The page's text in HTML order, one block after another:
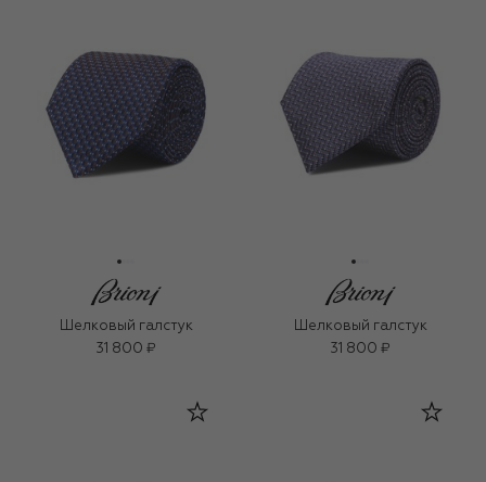
Шелковый галстук
31 800 ₽
Шелковый галстук
31 800 ₽